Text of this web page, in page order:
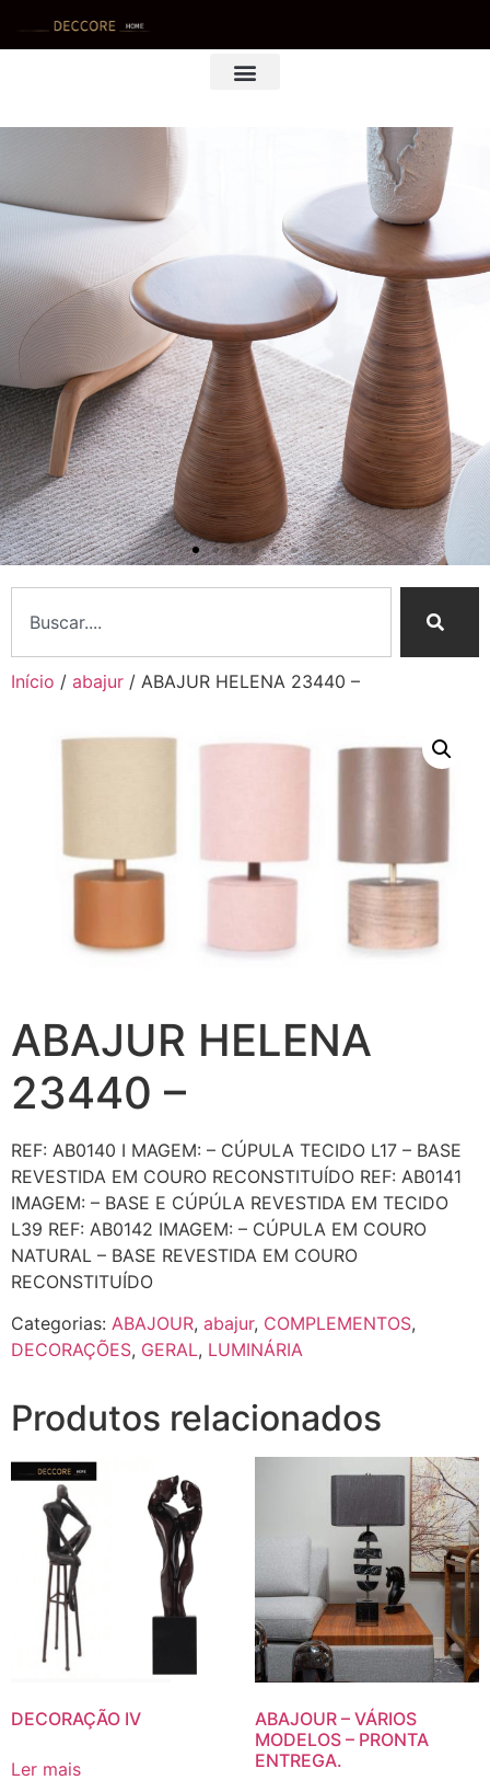
Início / abajur / ABAJUR HELENA 23440 –
ABAJUR HELENA
23440 –
REF: AB0140 I MAGEM: – CÚPULA TECIDO L17 – BASE
REVESTIDA EM COURO RECONSTITUÍDO REF: AB0141
IMAGEM: – BASE E CÚPÚLA REVESTIDA EM TECIDO
L39 REF: AB0142 IMAGEM: – CÚPULA EM COURO
NATURAL – BASE REVESTIDA EM COURO
RECONSTITUÍDO
Categorias: ABAJOUR, abajur, COMPLEMENTOS,
DECORAÇÕES, GERAL, LUMINÁRIA
Produtos relacionados
DECORAÇÃO IV
Ler mais
ABAJOUR – VÁRIOS
MODELOS – PRONTA
ENTREGA.